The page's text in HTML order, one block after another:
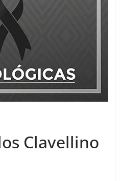
Clavellino